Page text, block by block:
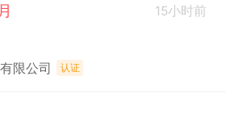
15小时前
限公司 认证